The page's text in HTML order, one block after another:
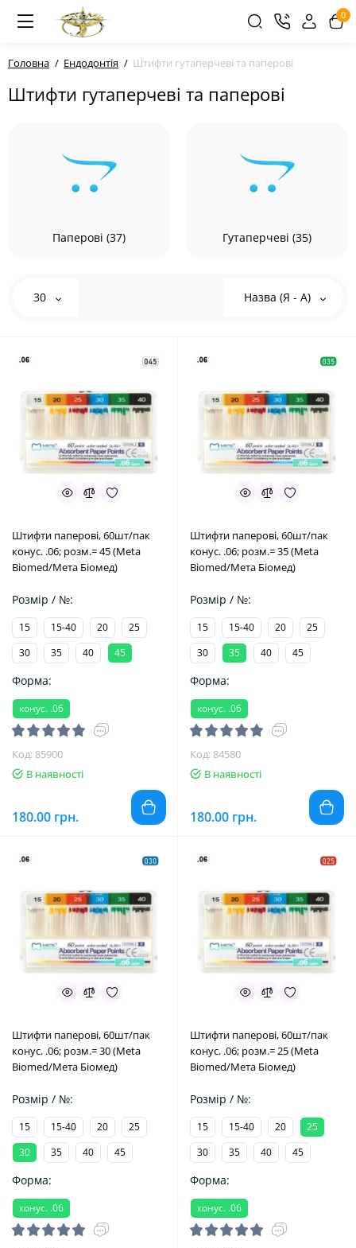
0
Головна Ендодонтія Штифти гутаперчеві та паперові
Штифти гутаперчеві та паперові
Паперові (37) Гутаперчеві (35)
30 Назва (Я - А)
Штифти паперові, 60шт/пак
конус. .06; розм.= 45 (Meta
Biomed/Мета Біомед)
Розмір / №:
15 15-40 20
25
30
35 40 45
Форма:
конус. .06
Код: 85900
В наявності
180.00 грн.
Штифти паперові, 60шт/пак
конус. .06; розм.= 35 (Meta
Biomed/Мета Біомед)
Розмір / №:
15 15-40 20
25
30
35 40 45
Форма:
конус. .06
Код: 84580
В наявності
180.00 грн.
Штифти паперові, 60шт/пак
конус. .06; розм.= 30 (Meta
Biomed/Мета Біомед)
Розмір / №:
15 15-40 20
25
30
35 40 45
Форма:
конус. .06
Штифти паперові, 60шт/пак
конус. .06; розм.= 25 (Meta
Biomed/Мета Біомед)
Розмір / №:
15 15-40 20
25
30
35 40 45
Форма:
конус. .06